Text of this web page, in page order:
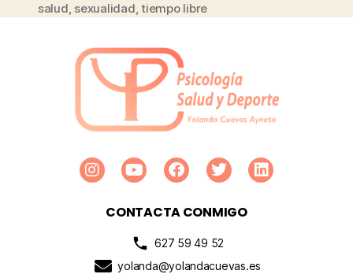
salud, sexualidad,tiempo libre
CONTACTA CONMIGO
627 59 49 52
yolanda@yolandacuevas.es